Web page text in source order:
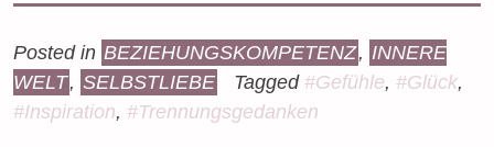
Posted in BEZIEHUNGSKOMPETENZ, INNERE
WELT, SELBSTLIEBE Tagged #Gefühle, #Glück,
#Inspiration, #Trennungsgedanken